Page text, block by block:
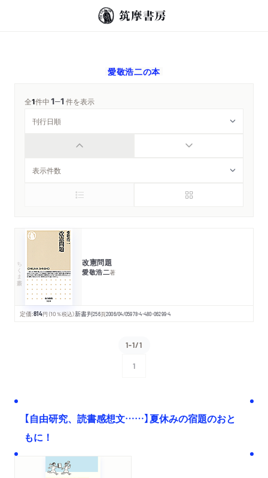
愛敬浩二の本
全1件中1─1件を表示
ちくま新書 改憲問題
愛敬浩二著
定価:814円 （10％税込）新書判256頁2006/04/05978-4-480-06299-4
1-1/1
1
【自由研究、読書感想文……】夏休みの宿題のおと
もに！